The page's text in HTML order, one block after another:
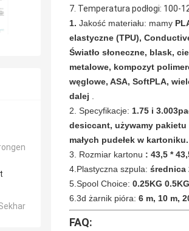
7. Temperatura podłogi: 100-
1. Jakość materiału: mamy
elastyczne (TPU),
Światło słoneczne, blask,
metalowe, kompozyt
węglowe, ASA, SoftPLA,
dalej .
2. Specyfikacje: 1.75 i
desiccant, używamy pakietu
małych pudełek w kartoniku.
3. Rozmiar kartonu : 43,5 *
4.Plastyczna szpula: średnica
5.Spool Choice: 0.25KG
6.3d żarnik pióra: 6 m, 10 m,
FAQ: